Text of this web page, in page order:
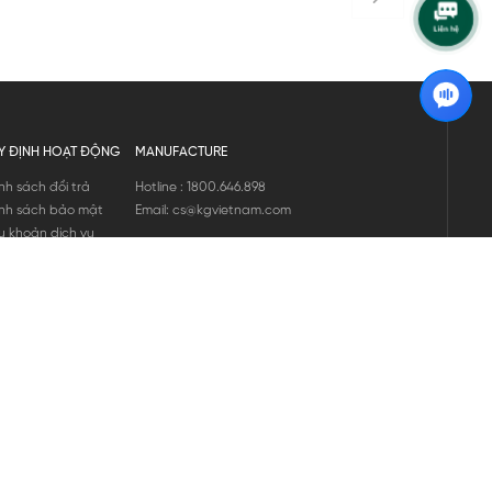
ĐỊNH HOẠT ĐỘNG
sách đổi trả
sách bảo mật
khoản dịch vụ
MANUFACTURE
Hotline : 1800.646.898
Email: cs@kgvietnam.com